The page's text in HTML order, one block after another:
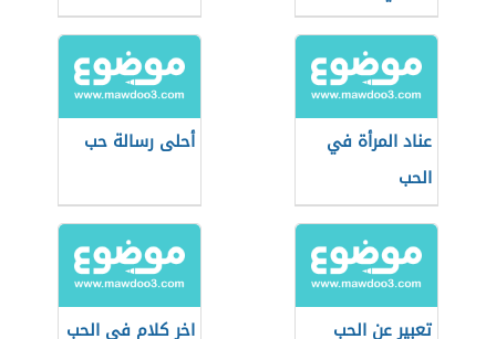
عناد المرأة في
الحب
أحلى رسالة حب
تعبير عن الحب
اخر كلام في الحب